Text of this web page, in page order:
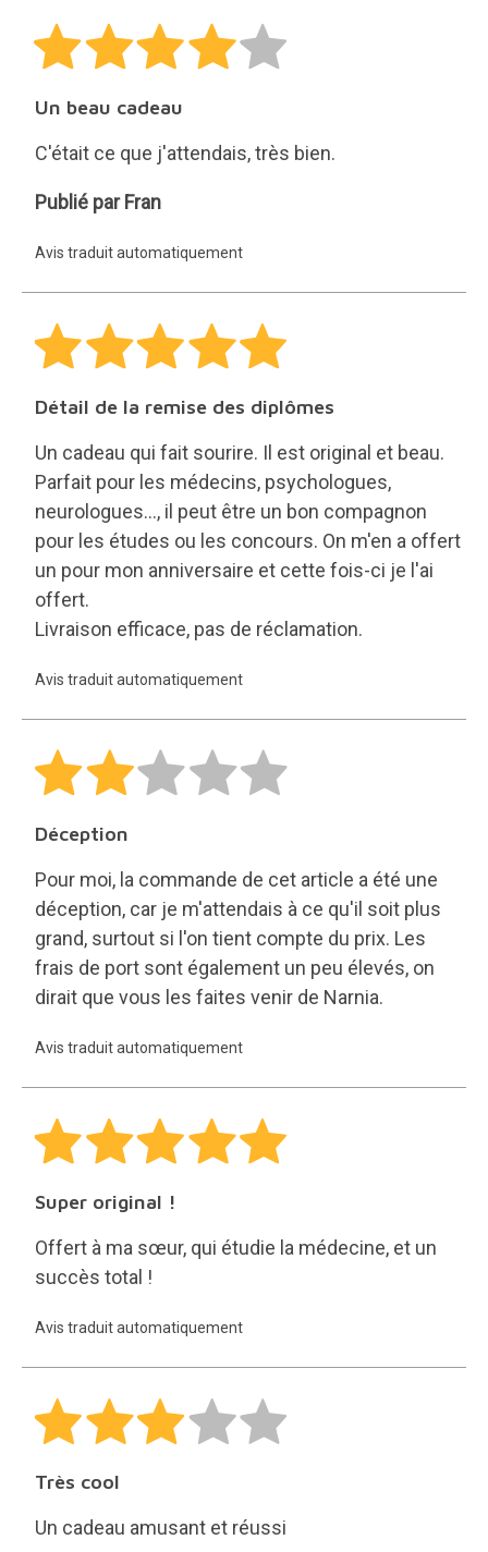
Un beau cadeau
C'était ce que j'attendais, très bien.
Fran
Publié par Fran
Avis traduit automatiquement
Détail de la remise des diplômes
Un cadeau qui fait sourire. Il est original et beau.
Parfait pour les médecins, psychologues,
neurologues..., il peut être un bon compagnon
pour les études ou les concours. On m'en a offert
un pour mon anniversaire et cette fois-ci je l'ai
offert.
Livraison efficace, pas de réclamation.
Avis traduit automatiquement
Déception
Pour moi, la commande de cet article a été une
déception, car je m'attendais à ce qu'il soit plus
grand, surtout si l'on tient compte du prix. Les
frais de port sont également un peu élevés, on
dirait que vous les faites venir de Narnia.
Avis traduit automatiquement
Super original !
Offert à ma sœur, qui étudie la médecine, et un
succès total !
Avis traduit automatiquement
Très cool
Un cadeau amusant et réussi